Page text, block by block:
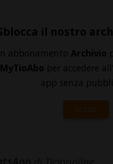
il nostro
abbonamento Archivio
MyTioAbo per accedere
app senza
ACCEDI